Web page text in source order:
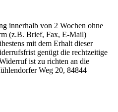
innerhalb von 2 Wochen ohne
(z.B. Brief, Fax, E-Mail)
mit dem Erhalt dieser
genügt die rechtzeitige
ist zu richten an die
Weg 20, 84844